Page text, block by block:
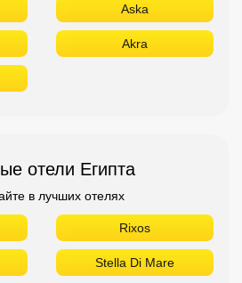
Aska
Akra
отели Египта
в лучших отелях
Rixos
Stella Di Mare